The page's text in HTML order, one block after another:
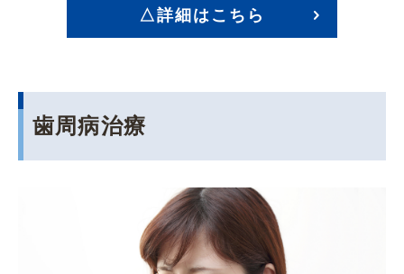
△詳細はこちら
歯周病治療